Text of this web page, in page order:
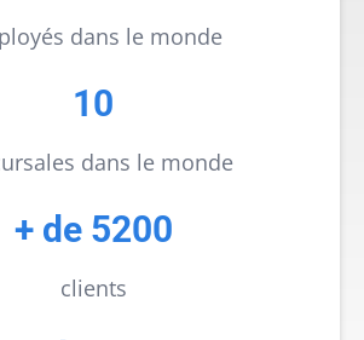
dans le monde
10
dans le monde
+ de 5200
clients